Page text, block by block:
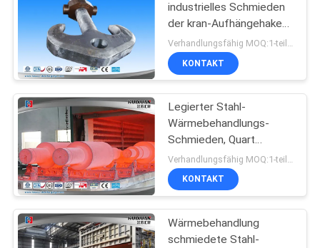
industrielles Schmieden
der kran-Aufhängehaken-
DG20Mn
KONTAKT
Legierter Stahl-
Wärmebehandlungs-
Schmieden, Quart
Löschen/Wellen-
Schmieden
normalisierend
KONTAKT
Wärmebehandlung
schmiedete Stahl-